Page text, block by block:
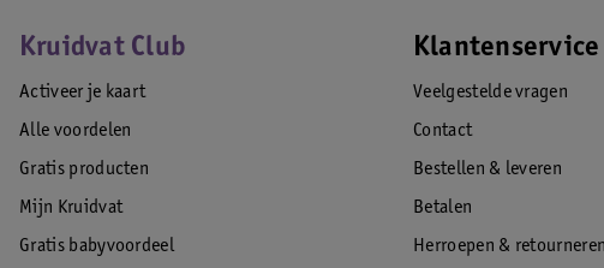
Kruidvat Club
Activeer je kaart
Alle voordelen
Gratis producten
Mijn Kruidvat
Gratis babyvoordeel
Klantenservice
Veelgestelde vragen
Contact
Bestellen & leveren
Betalen
Herroepen & retourneren